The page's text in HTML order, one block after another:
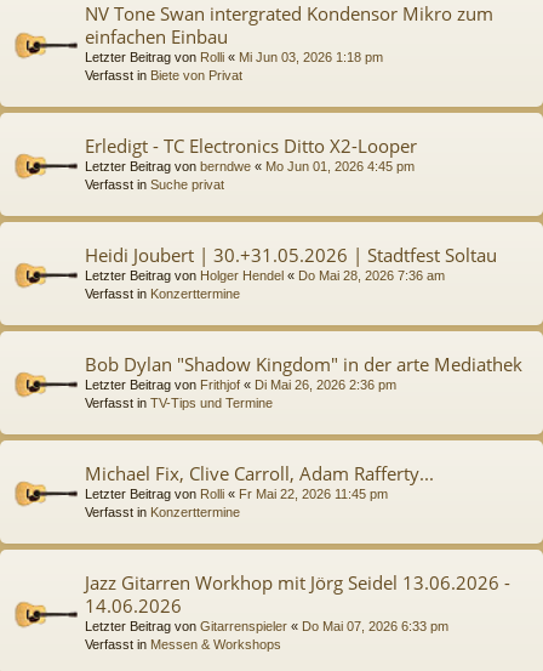
NV Tone Swan intergrated Kondensor Mikro zum
einfachen Einbau
Letzter Beitrag von Rolli « Mi Jun 03, 2026 1:18 pm
Verfasst in Biete von Privat
Erledigt - TC Electronics Ditto X2-Looper
Letzter Beitrag von berndwe « Mo Jun 01, 2026 4:45 pm
Verfasst in Suche privat
Heidi Joubert | 30.+31.05.2026 | Stadtfest Soltau
Letzter Beitrag von Holger Hendel « Do Mai 28, 2026 7:36 am
Verfasst in Konzerttermine
Bob Dylan "Shadow Kingdom" in der arte Mediathek
Letzter Beitrag von Frithjof « Di Mai 26, 2026 2:36 pm
Verfasst in TV-Tips und Termine
Michael Fix, Clive Carroll, Adam Rafferty...
Letzter Beitrag von Rolli « Fr Mai 22, 2026 11:45 pm
Verfasst in Konzerttermine
Jazz Gitarren Workhop mit Jörg Seidel 13.06.2026 -
14.06.2026
Letzter Beitrag von Gitarrenspieler « Do Mai 07, 2026 6:33 pm
Verfasst in Messen & Workshops